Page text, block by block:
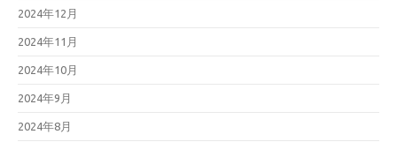
2024年12月
2024年11月
2024年10月
2024年9月
2024年8月